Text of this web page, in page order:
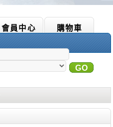
會員中心 購物車
GO